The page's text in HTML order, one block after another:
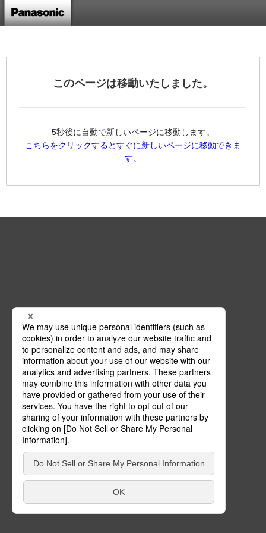
このページは移動いたしました。
5秒後に自動で新しいページに移動します。
こちらをクリックするとすぐに新しいページに移動できま
す。